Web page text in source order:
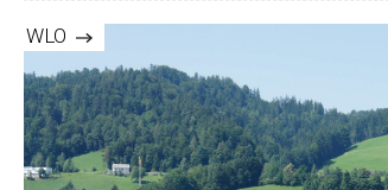
WLO